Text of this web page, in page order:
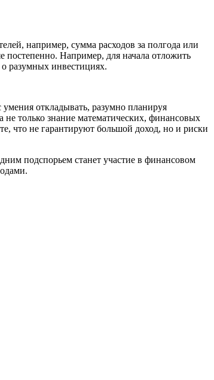
например, сумма расходов за полгода или
постепенно. Например, для начала отложить
о разумных инвестициях.
откладывать, разумно планируя
только знание математических, финансовых
что не гарантируют большой доход, но и риски
подспорьем станет участие в финансовом